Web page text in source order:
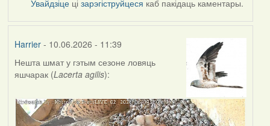
Увайдзіце цізарэгіструйцеся каб пакідаць каментары.
Harrier- 10.06.2026 - 11:39
Нешта шмат у гэтым сезоне ловяць
яшчарак (Lacerta agilis):